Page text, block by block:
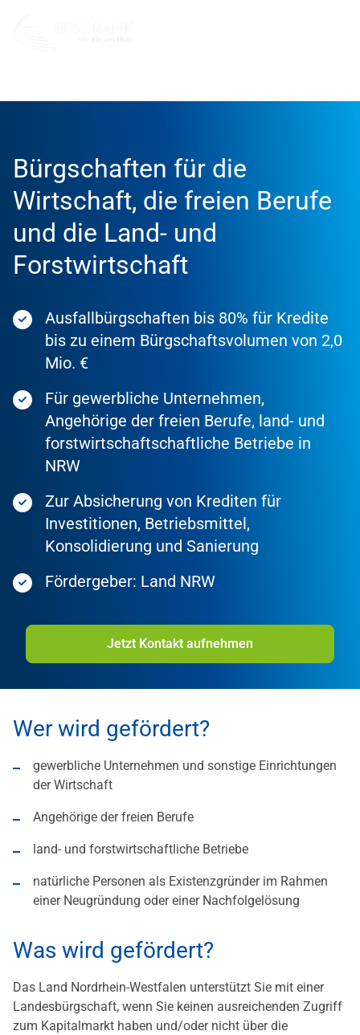
Bürgschaften für die
Wirtschaft, die freien Berufe
und die Land- und
Forstwirtschaft
Ausfallbürgschaften bis 80% für Kredite
bis zu einem Bürgschaftsvolumen von 2,0
Mio. €
Für gewerbliche Unternehmen,
Angehörige der freien Berufe, land- und
forstwirtschaftschaftliche Betriebe in
NRW
Zur Absicherung von Krediten für
Investitionen, Betriebsmittel,
Konsolidierung und Sanierung
Fördergeber: Land NRW
Jetzt Kontakt aufnehmen
Wer wird gefördert?
gewerbliche Unternehmen und sonstige Einrichtungen
der Wirtschaft
Angehörige der freien Berufe
land- und forstwirtschaftliche Betriebe
natürliche Personen als Existenzgründer im Rahmen
einer Neugründung oder einer Nachfolgelösung
Was wird gefördert?
Das Land Nordrhein-Westfalen unterstützt Sie mit einer
Landesbürgschaft, wenn Sie keinen ausreichenden Zugriff
zum Kapitalmarkt haben und/oder nicht über die